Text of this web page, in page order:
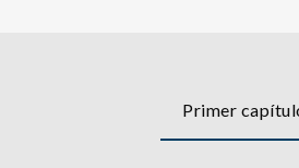
Primer